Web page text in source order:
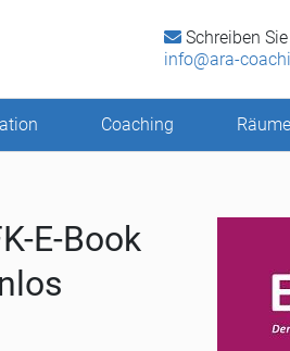
Schreiben
info@ara-
Coaching Räume
E-Book